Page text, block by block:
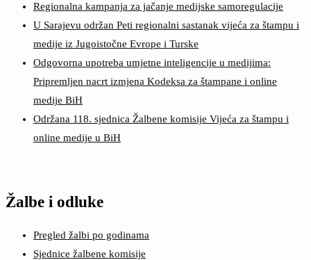
Regionalna kampanja za jačanje medijske samoregulacije
U Sarajevu održan Peti regionalni sastanak vijeća za štampu i
medije iz Jugoistočne Evrope i Turske
Odgovorna upotreba umjetne inteligencije u medijima:
Pripremljen nacrt izmjena Kodeksa za štampane i online
medije BiH
Održana 118. sjednica Žalbene komisije Vijeća za štampu i
online medije u BiH
Žalbe i odluke
Pregled žalbi po godinama
Sjednice žalbene komisije